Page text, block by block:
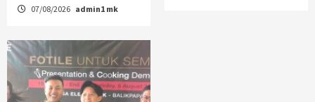
07/08/2026 admin1 mk